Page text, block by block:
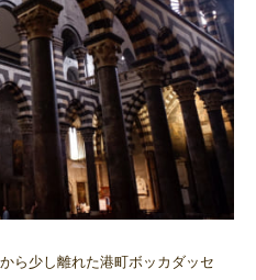
ら少し離れた港町ボッカダッセ